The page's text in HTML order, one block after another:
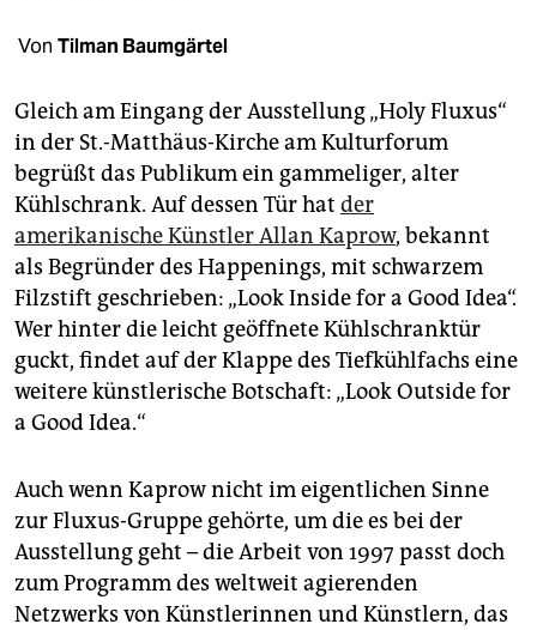
unterstützen
abo
genossenschaft
epaper login
Von Tilman Baumgärtel
Gleich am Eingang der Ausstellung „Holy Fluxus“
in der St.-Matthäus-Kirche am Kulturforum
begrüßt das Publikum ein gammeliger, alter
Kühlschrank. Auf dessen Tür hat der
amerikanische Künstler Allan Kaprow, bekannt
als Begründer des Happenings, mit schwarzem
Filzstift geschrieben: „Look Inside for a Good Idea“.
Wer hinter die leicht geöffnete Kühlschranktür
guckt, findet auf der Klappe des Tiefkühlfachs eine
weitere künstlerische Botschaft: „Look Outside for
a Good Idea.“
Auch wenn Kaprow nicht im eigentlichen Sinne
zur Fluxus-Gruppe gehörte, um die es bei der
Ausstellung geht – die Arbeit von 1997 passt doch
zum Programm des weltweit agierenden
Netzwerks von Künstlerinnen und Künstlern, das